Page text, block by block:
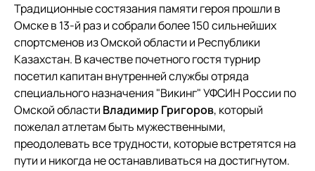
Традиционные состязания памяти героя прошли в
Омске в 13-й раз и собрали более 150 сильнейших
спортсменов из Омской области и Республики
Казахстан. В качестве почетного гостя турнир
посетил капитан внутренней службы отряда
специального назначения "Викинг" УФСИН России по
Омской области Владимир Григоров, который
пожелал атлетам быть мужественными,
преодолевать все трудности, которые встретятся на
пути и никогда не останавливаться на достигнутом.